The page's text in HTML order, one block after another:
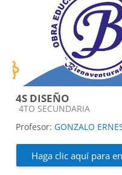
4S DISEÑO
Categoría de cursos
4TO SECUNDARIA
Profesor: GONZALO
Haga clic aquí para